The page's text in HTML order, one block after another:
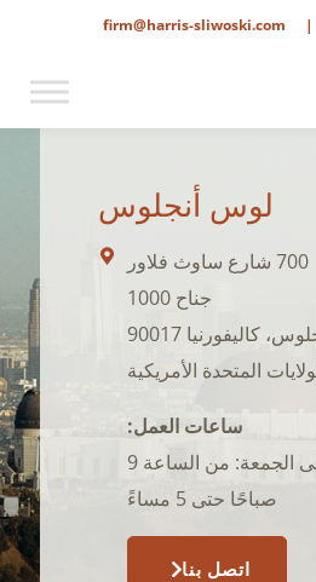
|
firm@harris-sliwoski.com
لوس أنجلوس
700 شارع ساوث فلاور
جناح 1000
كاليفورنيا 90017
المتحدة الأمريكية
ساعات العمل:
من الاثنين إلى الجمعة: من الساعة 9
صباحًا حتى 5 مساءً
اتصل بنا